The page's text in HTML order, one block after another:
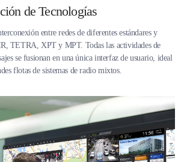
de Tecnologías
entre redes de diferentes estándares y
TETRA, XPT y MPT. Todas las actividades de
se fusionan en una única interfaz de usuario, ideal
flotas de sistemas de radio mixtos.